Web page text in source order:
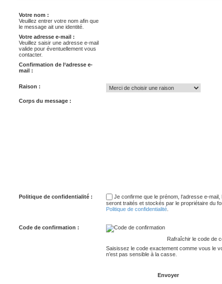
Votre nom :
Veuillez entrer votre nom afin que
le message ait une identité.
Votre adresse e-mail :
Veuillez saisir une adresse e-mail
valide pour éventuellement vous
contacter.
Confirmation de l‘adresse e-
mail :
Raison :
Corps du message :
Politique de confidentialité :
Je confirme que le prénom, l‘adresse e-
seront traités et stockés par le propriétaire du
Politique de confidentialité
Code de confirmation :
Saisissez le code exactement comme vous le
n’est pas sensible à la casse.